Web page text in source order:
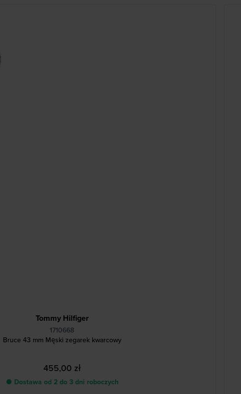
Tommy Hilfiger
1710668
Bruce 43 mm Męski zegarek kwarcowy
455,00 zł
● Dostawa od 2 do 3 dni roboczych